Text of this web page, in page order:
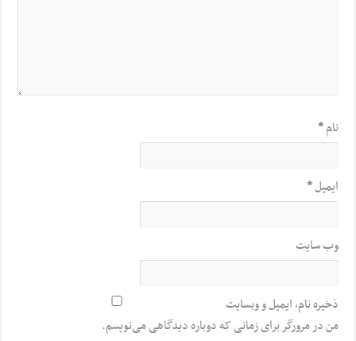
نام*
ایمیل*
وب‌ سایت
ذخیره نام، ایمیل و وبسایت
من در مرورگر برای زمانی که دوباره دیدگاهی می‌نویسم.